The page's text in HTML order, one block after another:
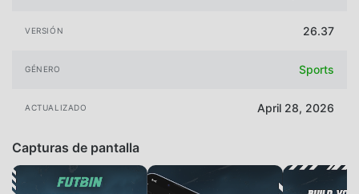
VERSIÓN 26.37
GÉNERO Sports
ACTUALIZADO April 28, 2026
Capturas de pantalla